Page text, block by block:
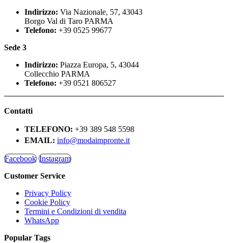
Indirizzo: Via Nazionale, 57, 43043
Borgo Val di Taro PARMA
Telefono: +39 0525 99677
Sede 3
Indirizzo: Piazza Europa, 5, 43044
Collecchio PARMA
Telefono: +39 0521 806527
Contatti
TELEFONO: +39 389 548 5598
EMAIL: info@modaimpronte.it
Facebook Instagram
Customer Service
Privacy Policy
Cookie Policy
Termini e Condizioni di vendita
WhatsApp
Popular Tags